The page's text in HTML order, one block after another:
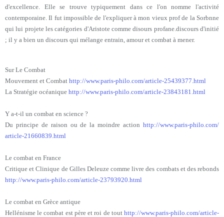
d'excellence. Elle se trouve typiquement dans ce l'on nomme l'activité
contemporaine. Il fut impossible de l'expliquer à mon vieux prof de la Sorbnne
qui lui projete les catégories d'Aristote comme disours profane.discours d'initié
; il y a bien un discours qui mélange entrain, amour et combat à mener.
Sur Le Combat
Mouvement et Combat http://www.paris-philo.com/article-25439377.html
La Stratégie océanique http://www.paris-philo.com/article-23843181.html
Y a-t-il un combat en science ?
Du principe de raison ou de la moindre action http://www.paris-philo.com/
article-21660839.html
Le combat en France
Critique et Clinique de Gilles Deleuze comme livre des combats et des rebonds
http://www.paris-philo.com/article-23793920.html
Le combat en Grèce antique
Hellénisme le combat est père et roi de tout http://www.paris-philo.com/article-